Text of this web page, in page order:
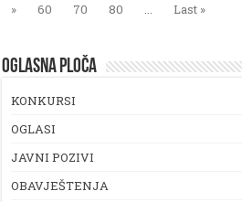
» 60 70 80 ... Last »
OGLASNA PLOČA
KONKURSI
OGLASI
JAVNI POZIVI
OBAVJEŠTENJA